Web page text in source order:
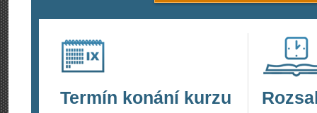
Termín konání kurzu